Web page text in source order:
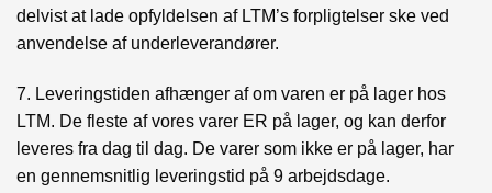
delvist at lade opfyldelsen af LTM’s forpligtelser ske ved
anvendelse af underleverandører.
7. Leveringstiden afhænger af om varen er på lager hos
LTM. De fleste af vores varer ER på lager, og kan derfor
leveres fra dag til dag. De varer som ikke er på lager, har
en gennemsnitlig leveringstid på 9 arbejdsdage.